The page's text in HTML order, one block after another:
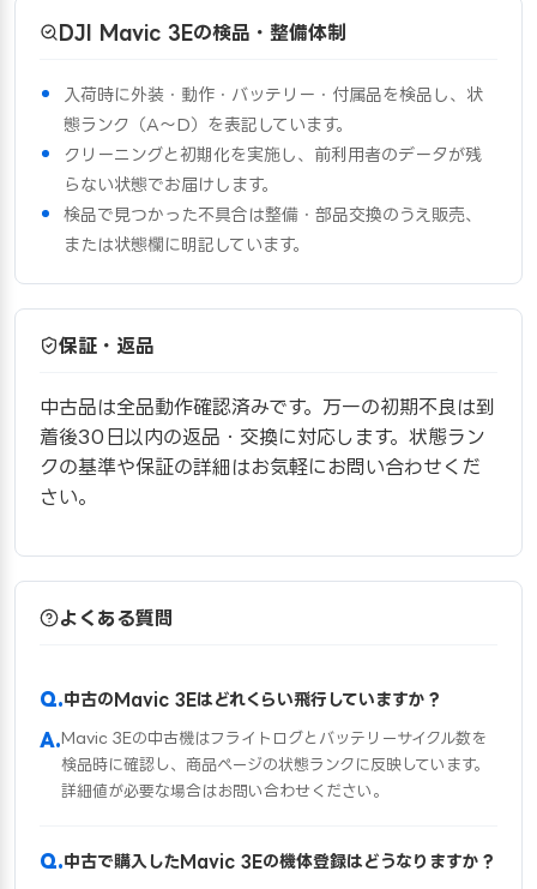
DJI Mavic 3Eの検品・整備体制
入荷時に外装・動作・バッテリー・付属品を検品し、状
態ランク（A〜D）を表記しています。
クリーニングと初期化を実施し、前利用者のデータが残
らない状態でお届けします。
検品で見つかった不具合は整備・部品交換のうえ販売、
または状態欄に明記しています。
保証・返品
中古品は全品動作確認済みです。万一の初期不良は到
着後30日以内の返品・交換に対応します。状態ラン
クの基準や保証の詳細はお気軽にお問い合わせくだ
さい。
よくある質問
中古のMavic 3Eはどれくらい飛行していますか？
Mavic 3Eの中古機はフライトログとバッテリーサイクル数を
検品時に確認し、商品ページの状態ランクに反映しています。
詳細値が必要な場合はお問い合わせください。
中古で購入したMavic 3Eの機体登録はどうなりますか？